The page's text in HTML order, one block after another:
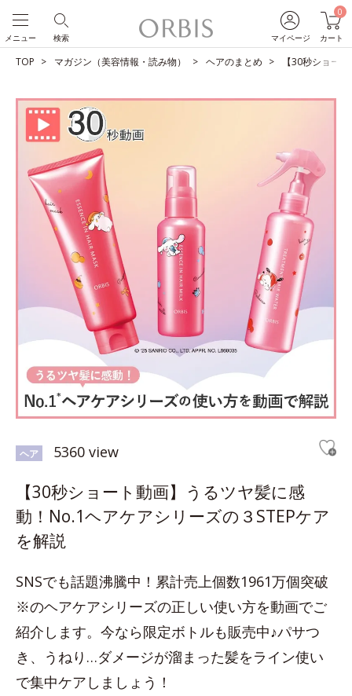
マイページ
0
カート
検索
メニュー
TOP マガジン（美容情報・読み物） ヘアのまとめ 【30秒ショー
ヘア 5360 view
【30秒ショート動画】うるツヤ髪に感
動！No.1ヘアケアシリーズの３STEPケア
を解説
SNSでも話題沸騰中！累計売上個数1961万個突破
※のヘアケアシリーズの正しい使い方を動画でご
紹介します。今なら限定ボトルも販売中♪パサつ
き、うねり…ダメージが溜まった髪をライン使い
で集中ケアしましょう！